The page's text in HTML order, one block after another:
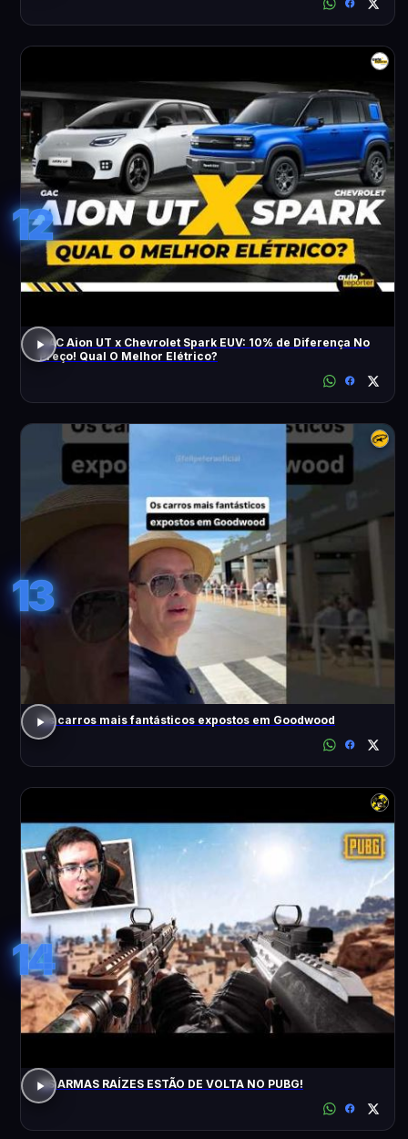
12
GAC Aion UT x Chevrolet Spark EUV: 10% de Diferença No
Preço! Qual O Melhor Elétrico?
13
Os carros mais fantásticos expostos em Goodwood
14
AS ARMAS RAÍZES ESTÃO DE VOLTA NO PUBG!